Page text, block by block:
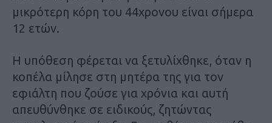
μικρότερη κόρη του 44χρονου είναι σήμερα
12 ετών.
Η υπόθεση φέρεται να ξετυλίχθηκε, όταν η
κοπέλα μίλησε στη μητέρα της για τον
εφιάλτη που ζούσε για χρόνια και αυτή
απευθύνθηκε σε ειδικούς, ζητώντας